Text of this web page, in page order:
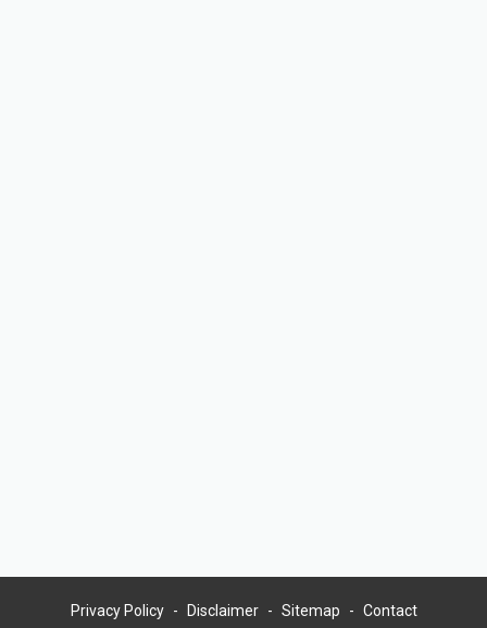
Privacy Policy Disclaimer Sitemap Contact